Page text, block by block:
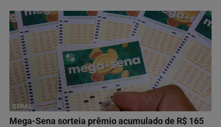
GERAL
Mega-Sena sorteia prêmio acumulado de R$ 165